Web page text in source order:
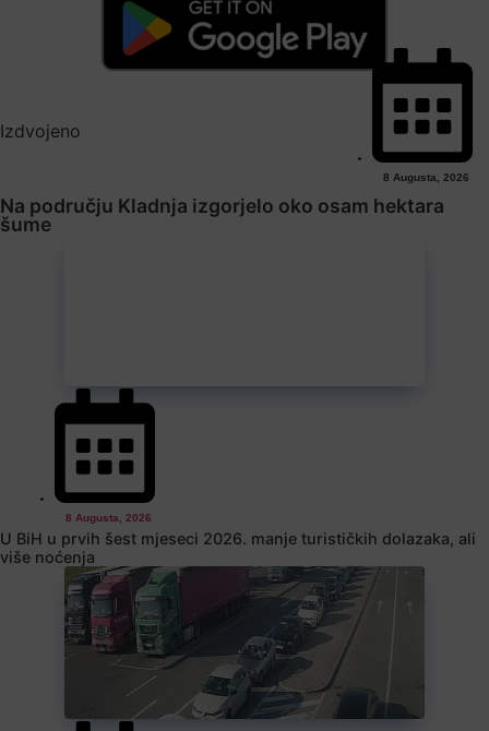
Izdvojeno
8 Augusta, 2026
Na području Kladnja izgorjelo oko osam hektara
šume
8 Augusta, 2026
U BiH u prvih šest mjeseci 2026. manje turističkih dolazaka, ali
više noćenja